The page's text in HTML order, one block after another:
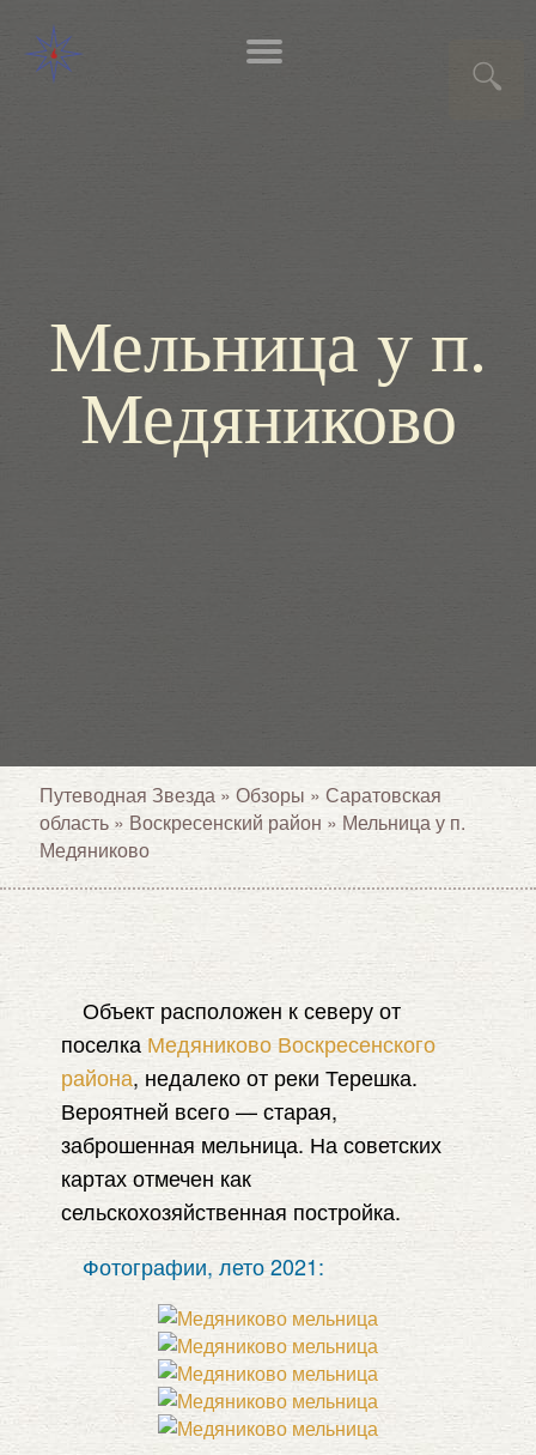
Мельница у п.
Медяниково
Путеводная Звезда » Обзоры » Саратовская
область » Воскресенский район » Мельница у п.
Медяниково
Объект расположен к северу от
поселка Медяниково Воскресенского
района, недалеко от реки Терешка.
Вероятней всего — старая,
заброшенная мельница. На советских
картах отмечен как
сельскохозяйственная постройка.
Фотографии, лето 2021: